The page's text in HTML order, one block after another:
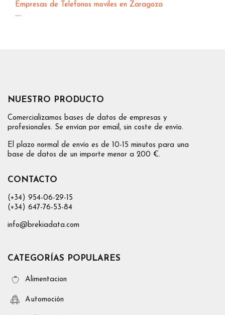
Empresas de Telefonos moviles en Zaragoza
...
NUESTRO PRODUCTO
Comercializamos bases de datos de empresas y
profesionales. Se envían por email, sin coste de envío.
El plazo normal de envío es de 10-15 minutos para una
base de datos de un importe menor a 200 €.
CONTACTO
(+34) 954-06-29-15
(+34) 647-76-53-84
info@brekiadata.com
CATEGORÍAS POPULARES
Alimentacion
Automoción